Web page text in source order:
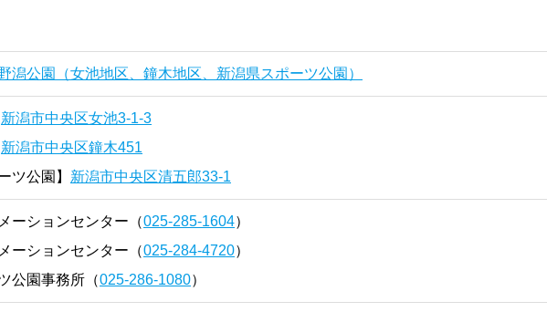
潟公園（女池地区、鐘木地区、新潟県スポーツ公園）
新潟市中央区女池3-1-3
新潟市中央区鐘木451
ツ公園】 新潟市中央区清五郎33-1
ーションセンター（025-285-1604）
ーションセンター（025-284-4720）
公園事務所（025-286-1080）